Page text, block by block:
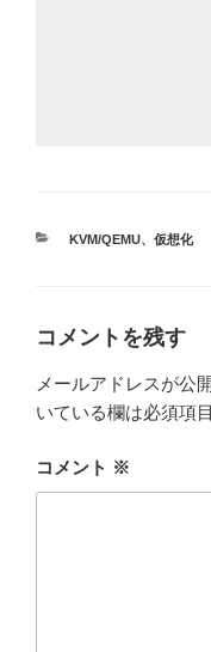
カ
KVM/QEMU、 仮想化
コメントを残す
メールアドレスが公
いている欄は必須項
コメント ※